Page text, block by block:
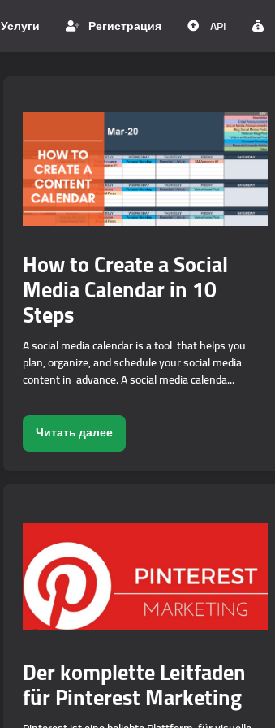
Услуги Регистрация API
How to Create a Social
Media Calendar in 10
Steps
A social media calendar is a tool that helps you
plan, organize, and schedule your social media
content in advance. A social media calenda...
Читать далее
Der komplette Leitfaden
für Pinterest Marketing